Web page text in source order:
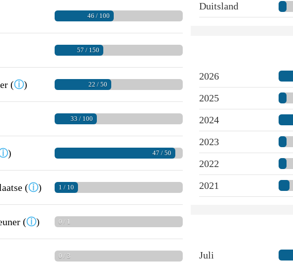
46 / 100
57 / 150
(ⓘ) 22 / 50
33 / 100
) 47 / 50
(ⓘ) 1 / 10
(ⓘ) 0 / 1
0 / 3
Duitsland
2026
2025
2024
2023
2022
2021
Juli